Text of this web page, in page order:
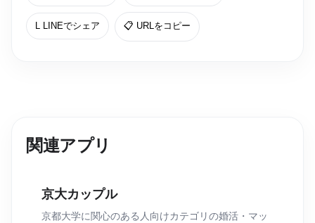
L LINEでシェア 📋 URLをコピー
関連アプリ
京大カップル
京都大学に関心のある人向けカテゴリの婚活・マッ